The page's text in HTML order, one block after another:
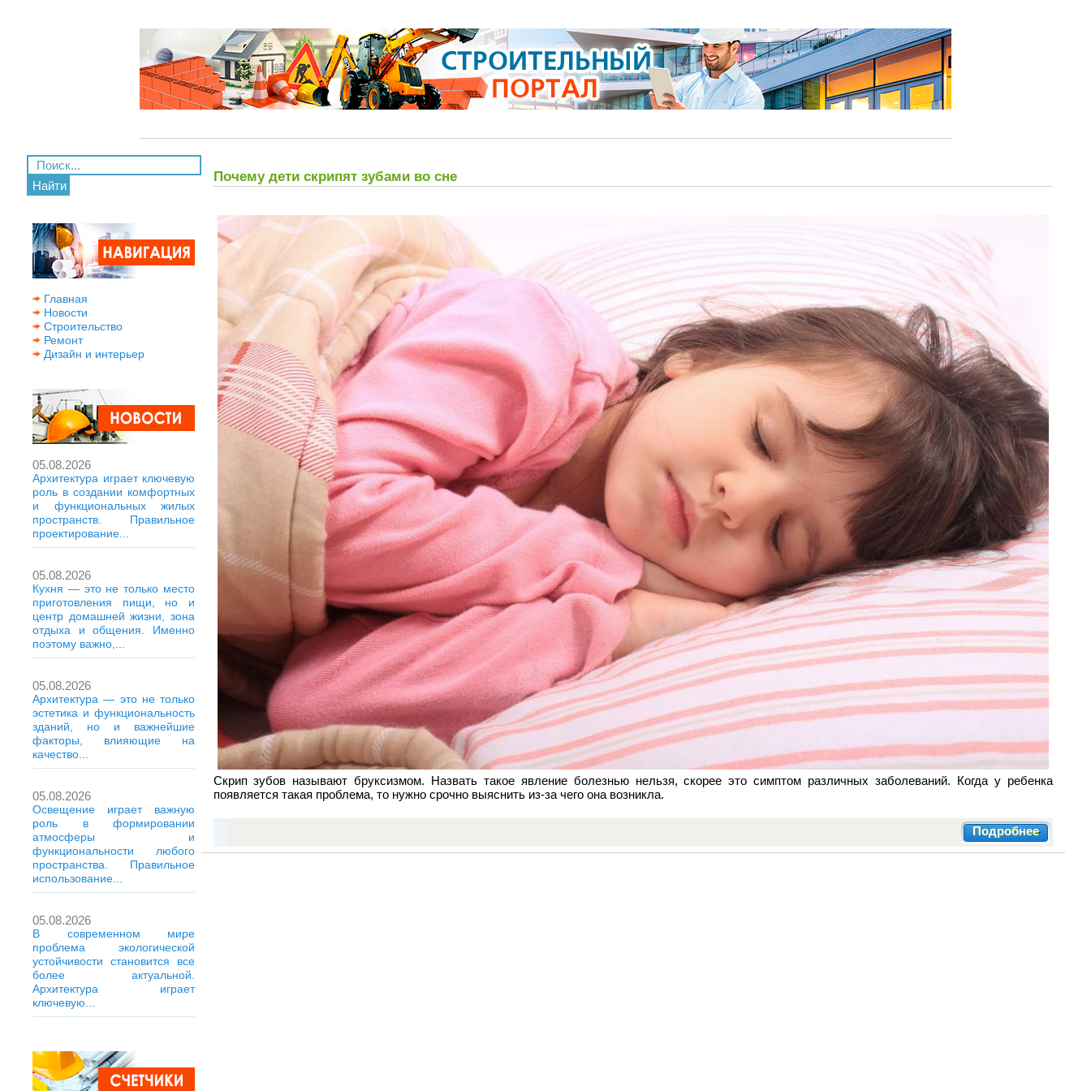
Найти
Главная
Новости
Строительство
Ремонт
Дизайн и интерьер
05.08.2026
Архитектура играет ключевую
роль в создании комфортных
и функциональных жилых
пространств. Правильное
проектирование...
05.08.2026
Кухня — это не только место
приготовления пищи, но и
центр домашней жизни, зона
отдыха и общения. Именно
поэтому важно,...
05.08.2026
Архитектура — это не только
эстетика и функциональность
зданий, но и важнейшие
факторы, влияющие на
качество...
05.08.2026
Освещение играет важную
роль в формировании
атмосферы и
функциональности любого
пространства. Правильное
использование...
05.08.2026
В современном мире
проблема экологической
устойчивости становится все
более актуальной.
Архитектура играет
ключевую...
Почему дети скрипят зубами во сне
Скрип зубов называют бруксизмом. Назвать такое явление болезнью нельзя, скорее это симптом различных заболеваний. Когда у ребенка
появляется такая проблема, то нужно срочно выяснить из-за чего она возникла.
Подробнее